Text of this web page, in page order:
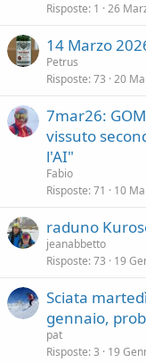
Risposte 1 26
14 Marzo
Petrus
Risposte 73 20
7mar26:
vissuto
l'AI"
Fabio
Risposte 71 10
raduno
jeanabbetto
Risposte 73 19
Sciata
gennaio,
pat
Risposte 3 19